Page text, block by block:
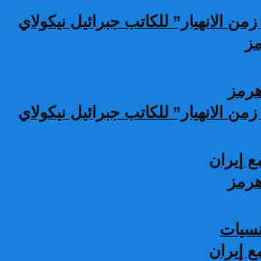
الانهيار” للكاتب جبرائيل نيكولاي
إيران
الانهيار” للكاتب جبرائيل نيكولاي
إيران